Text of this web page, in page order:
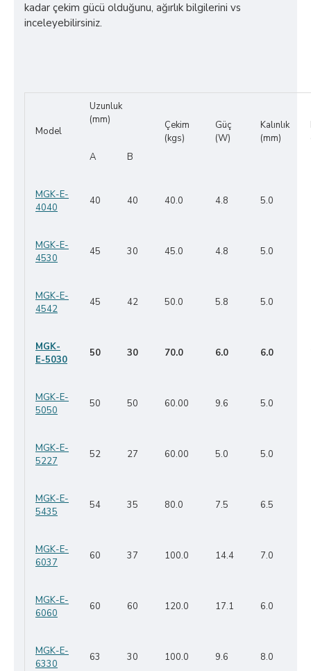
kadar çekim gücü olduğunu, ağırlık bilgilerini vs
inceleyebilirsiniz.
Model
Uzunluk
(mm)
Çekim
(kgs)
Güç
(W)
Kalınlık
(mm)
A
B
MGK-E-
4040
40 40 40.0 4.8 5.0
MGK-E-
4530
45 30 45.0 4.8 5.0
MGK-E-
4542
45 42 50.0 5.8 5.0
MGK-
E-5030
50 30 70.0 6.0 6.0
MGK-E-
5050
50 50 60.00 9.6 5.0
MGK-E-
5227
52 27 60.00 5.0 5.0
MGK-E-
5435
54 35 80.0 7.5 6.5
MGK-E-
6037
60 37 100.0 14.4 7.0
MGK-E-
6060
60 60 120.0 17.1 6.0
MGK-E-
6330
63 30 100.0 9.6 8.0